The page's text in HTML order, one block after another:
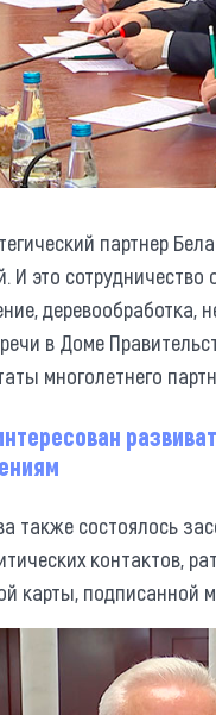
партнер
И это
деревообработка,
в Доме
многолетнего
также состоялось
контактов,
карты, подписанной